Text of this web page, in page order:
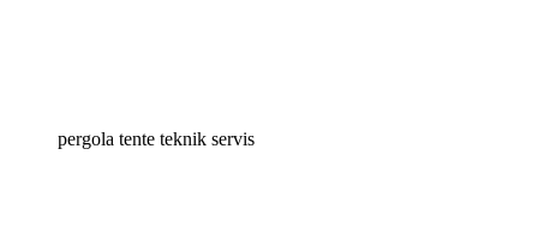
pergola tente teknik servis